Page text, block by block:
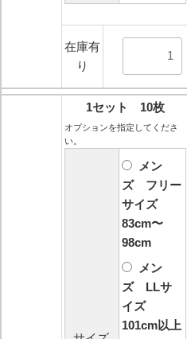
在庫有
り
1セット 10枚
オプションを指定してくださ
い。
メン
ズ フリー
サイズ
83cm〜
98cm
メン
ズ LLサ
イズ
101cm以上